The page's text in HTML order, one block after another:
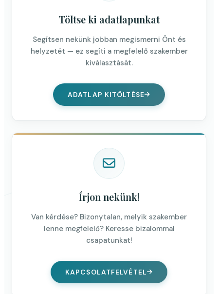
Töltse ki adatlapunkat
Segítsen nekünk jobban megismerni Önt és
helyzetét — ez segíti a megfelelő szakember
kiválasztását.
ADATLAP KITÖLTÉSE
Írjon nekünk!
Van kérdése? Bizonytalan, melyik szakember
lenne megfelelő? Keresse bizalommal
csapatunkat!
KAPCSOLATFELVÉTEL